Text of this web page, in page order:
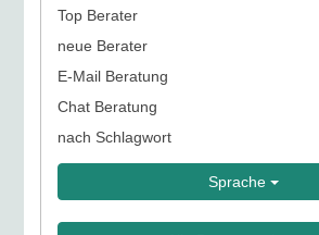
Top Berater
neue Berater
E-Mail Beratung
Chat Beratung
nach Schlagwort
Sprache